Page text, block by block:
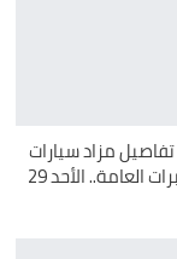
مزاد سيارات
جهاز المخابرات العامة.. الأحد 29